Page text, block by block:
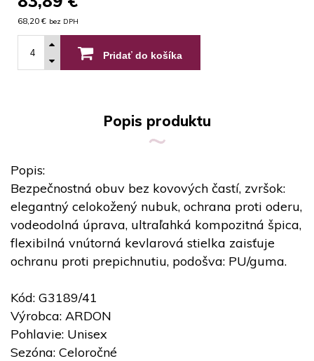
68,20 € bez DPH
Pridať do košíka
Popis produktu
Popis:
Bezpečnostná obuv bez kovových častí, zvršok:
elegantný celokožený nubuk, ochrana proti oderu,
vodeodolná úprava, ultraľahká kompozitná špica,
flexibilná vnútorná kevlarová stielka zaisťuje
ochranu proti prepichnutiu, podošva: PU/guma.
Kód: G3189/41
Výrobca: ARDON
Pohlavie: Unisex
Sezóna: Celoročné